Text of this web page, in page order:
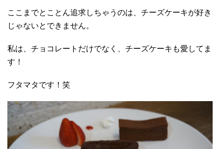
ここまでとことん追求しちゃうのは、チーズケーキが好き
じゃないとできません。
私は、チョコレートだけでなく、チーズケーキも愛してま
す！
フタマタです！笑